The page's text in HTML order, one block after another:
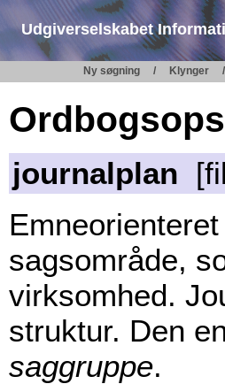
Udgiverselskabet
Ny søgning Klynger
journalplan
sagsområde,
virksomhed.
struktur. Den
saggruppe.